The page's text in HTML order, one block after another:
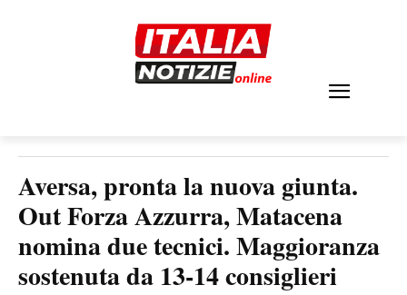
Aversa, pronta la nuova giunta.
Out Forza Azzurra, Matacena
nomina due tecnici. Maggioranza
sostenuta da 13-14 consiglieri